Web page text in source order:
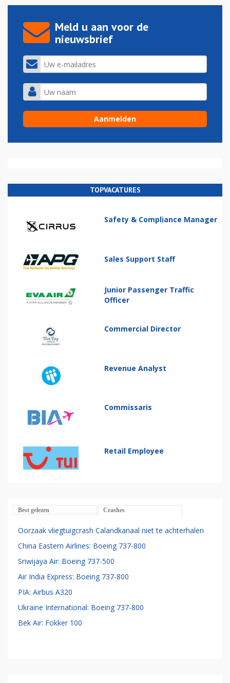
Meld u aan voor de
nieuwsbrief
TOPVACATURES
Safety & Compliance Manager
Sales Support Staff
Junior Passenger Traffic
Officer
Commercial Director
Revenue Analyst
Commissaris
Retail Employee
Best gelezen Crashes
Oorzaak vliegtuigcrash Calandkanaal niet te achterhalen
China Eastern Airlines: Boeing 737-800
Sriwijaya Air: Boeing 737-500
Air India Express: Boeing 737-800
PIA: Airbus A320
Ukraine International: Boeing 737-800
Bek Air: Fokker 100